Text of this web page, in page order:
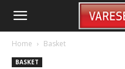
Home Basket
BASKET